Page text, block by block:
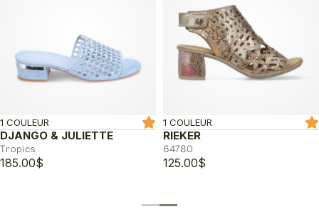
DJANGO & JULIETTE
Tropics
1 COULEUR
185.00$
RIEKER
64780
1 COULEUR
125.00$